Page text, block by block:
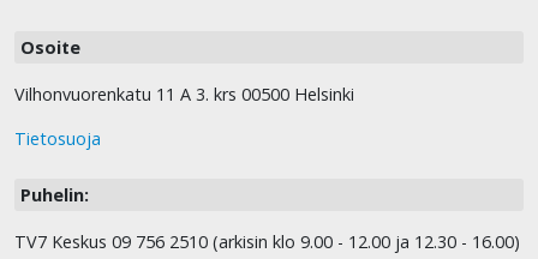
Osoite
Vilhonvuorenkatu 11 A 3. krs 00500 Helsinki
Tietosuoja
Puhelin:
TV7 Keskus 09 756 2510 (arkisin klo 9.00 - 12.00 ja 12.30 - 16.00)